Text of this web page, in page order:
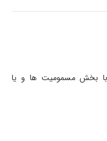
با بخش مسمومیت ها و یا